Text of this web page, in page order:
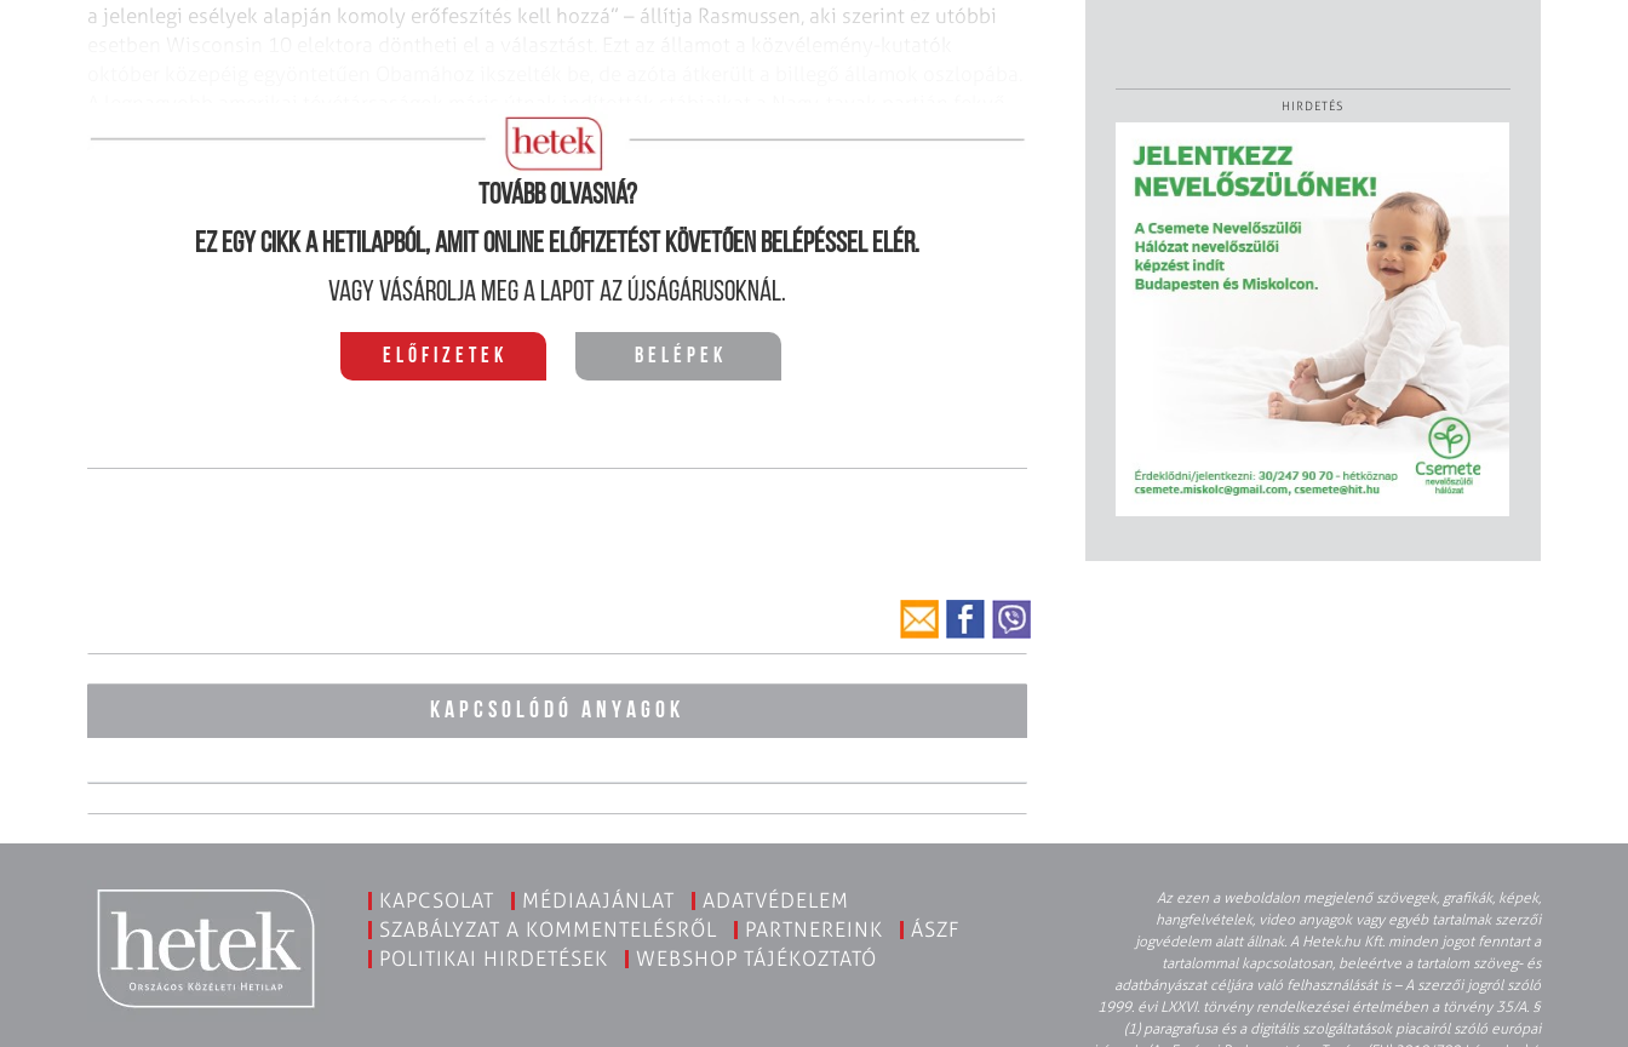
a jelenlegi esélyek alapján komoly erőfeszítés kell hozzá” – állítja Rasmussen, aki szerint ez utóbbi
Wisconsinba.
Tovább olvasná?
Ez egy cikk a hetilapból, amit online előfizetést követően belépéssel elér.
Vagy vásárolja meg a lapot az újságárusoknál.
Előfizetek Belépek
KAPCSOLÓDÓ ANYAGOK
HIRDETÉS
KAPCSOLAT MÉDIAAJÁNLAT
ADATVÉDELEM
SZABÁLYZAT A KOMMENTELÉSRŐL
PARTNEREINK
ÁSZF
POLITIKAI HIRDETÉSEK
WEBSHOP TÁJÉKOZTATÓ
Az ezen a weboldalon megjelenő szövegek, grafikák, képek,
hangfelvételek, video anyagok vagy egyéb tartalmak szerzői
jogvédelem alatt állnak. A Hetek.hu Kft. minden jogot fenntart a
tartalommal kapcsolatosan, beleértve a tartalom szöveg- és
adatbányászat céljára való felhasználását is – A szerzői jogról szóló
1999. évi LXXVI. törvény rendelkezései értelmében a törvény 35/A. §
(1) paragrafusa és a digitális szolgáltatások piacairól szóló európai